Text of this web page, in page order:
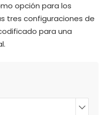
opción para los
tres configuraciones de
para una